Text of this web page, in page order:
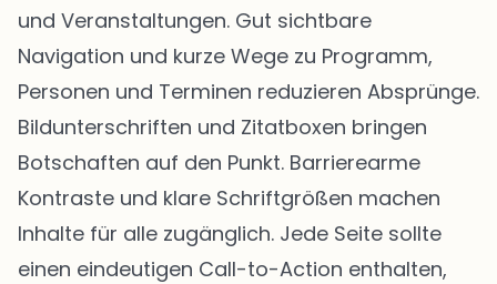
und Veranstaltungen. Gut sichtbare
Navigation und kurze Wege zu Programm,
Personen und Terminen reduzieren Absprünge.
Bildunterschriften und Zitatboxen bringen
Botschaften auf den Punkt. Barrierearme
Kontraste und klare Schriftgrößen machen
Inhalte für alle zugänglich. Jede Seite sollte
einen eindeutigen Call-to-Action enthalten,